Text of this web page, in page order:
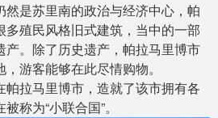
是苏里南的政治与经济中心，帕
殖民风格旧式建筑，当中的一部
产。除了历史遗产，帕拉马里博市
游客能够在此尽情购物。
帕拉马里博市，造就了该市拥有各
称为“小联合国”。